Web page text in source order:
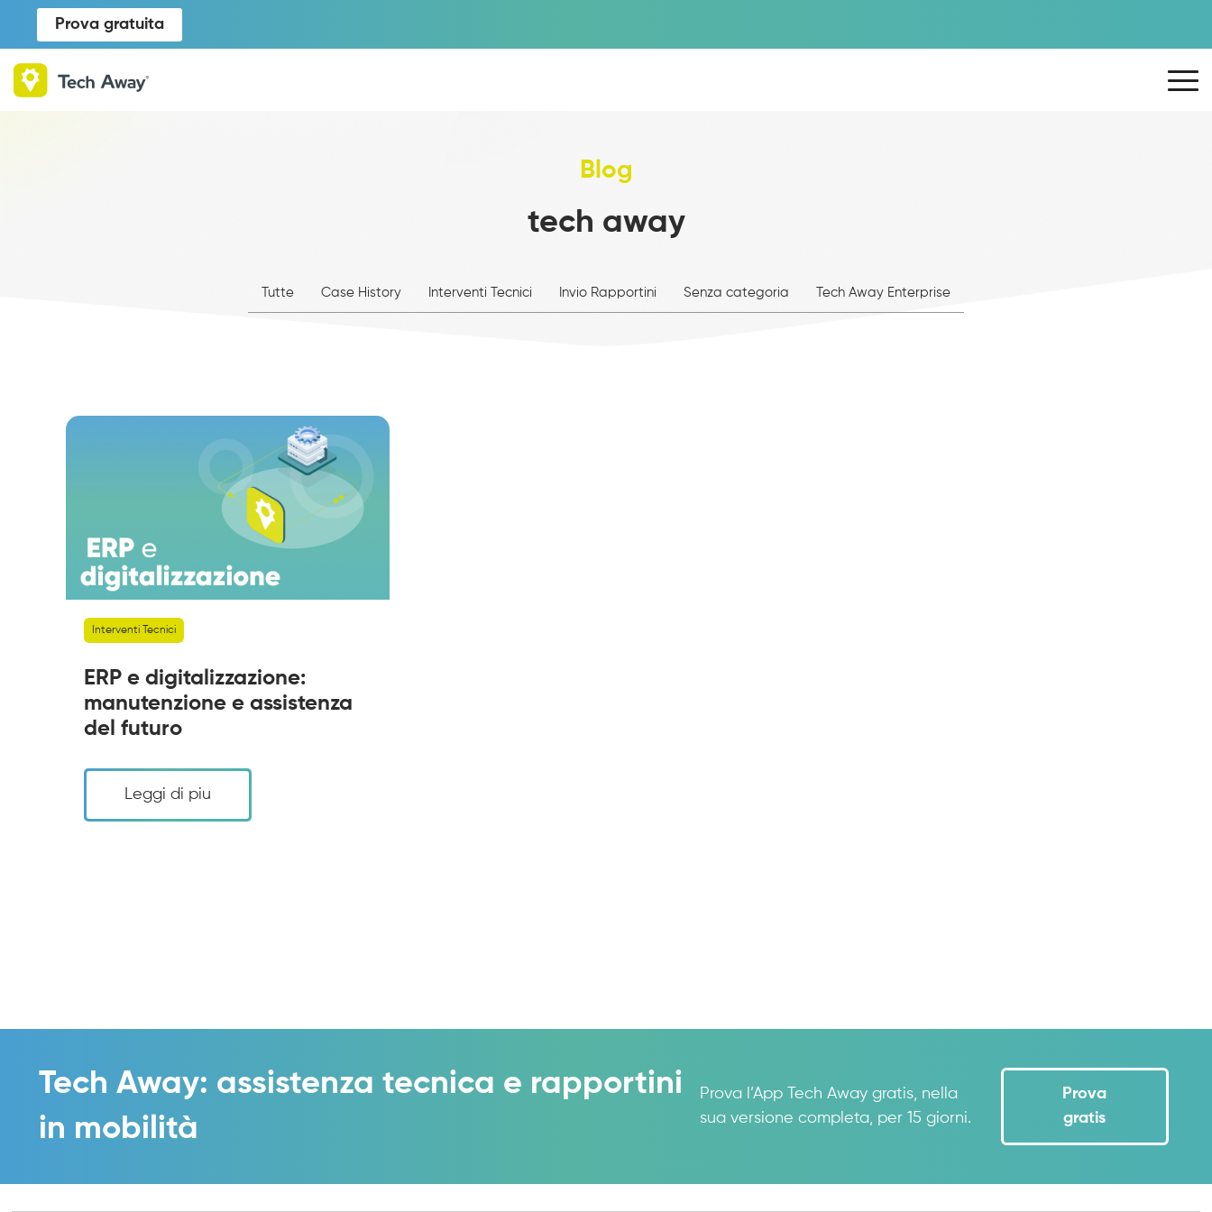
Prova gratuita
Blog
tech away
Tutte Case History Interventi Tecnici Invio Rapportini Senza categoria Tech Away Enterprise
Interventi Tecnici
ERP e digitalizzazione:
manutenzione e assistenza
del futuro
Leggi di piu
Tech Away: assistenza tecnica e rapportini
in mobilità
Prova l’App Tech Away gratis, nella
sua versione completa, per 15 giorni.
Prova
gratis